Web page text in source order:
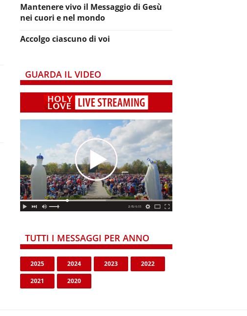
Mantenere vivo il Messaggio di Gesù
nei cuori e nel mondo
Accolgo ciascuno di voi
GUARDA IL VIDEO
TUTTI I MESSAGGI PER ANNO
2025 2024 2023 2022
2021 2020